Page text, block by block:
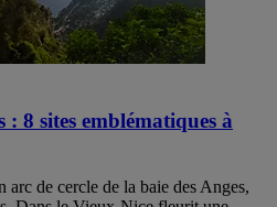
8 sites emblématiques à
arc de cercle de la baie des Anges,